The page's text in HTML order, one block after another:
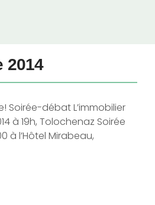
2014
Soirée-débat L’immobilier
à 19h, Tolochenaz Soirée
à l’Hôtel Mirabeau,